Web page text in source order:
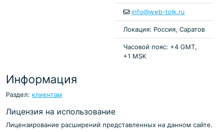
info@web-tolk.ru
Локация: Россия, Саратов
Часовой пояс: +4 GMT,
+1 MSK
Информация
Раздел: клиентам
Лицензия на использование
Лицензирование расширений представленных на данном сайте.